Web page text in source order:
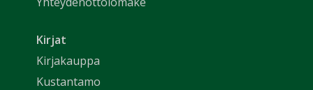
Kirjat
Kirjakauppa
Kustantamo